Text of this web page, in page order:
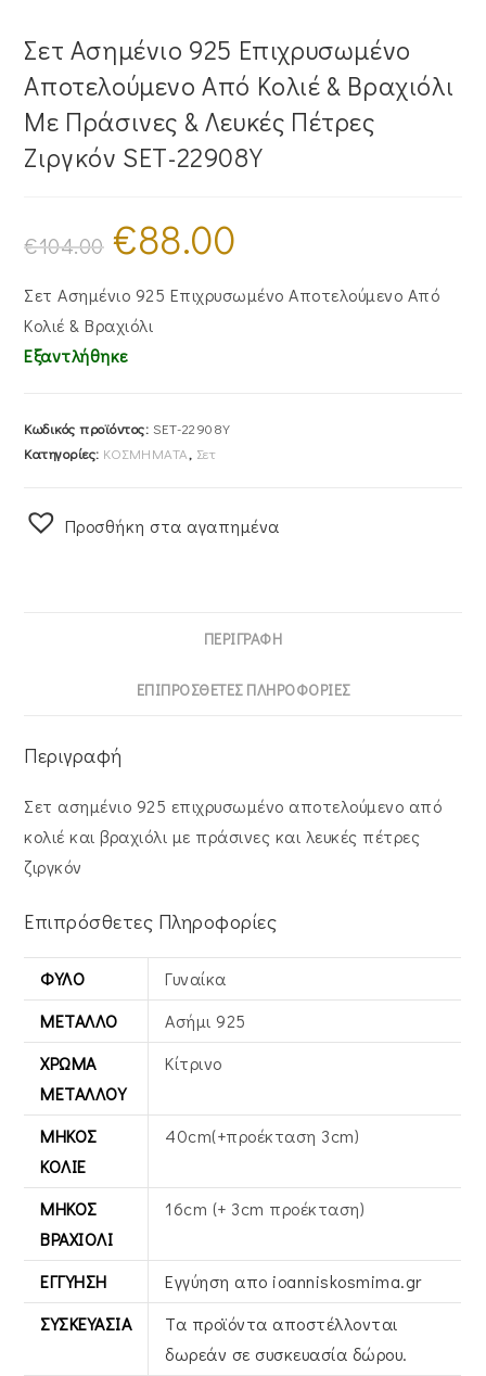
Σετ Ασημένιο 925 Επιχρυσωμένο
Αποτελούμενο Από Κολιέ & Βραχιόλι
Με Πράσινες & Λευκές Πέτρες
Ζιργκόν SET-22908Y
€104.00
Original
price
was:
€88.00
€88.00.
Σετ Ασημένιο 925 Επιχρυσωμένο Αποτελούμενο Από
Κολιέ & Βραχιόλι
Εξαντλήθηκε
Κωδικός προϊόντος: SET-22908Y
Κατηγορίες: ΚΟΣΜΗΜΑΤΑ, Σετ
Προσθήκη στα αγαπημένα
ΠΕΡΙΓΡΑΦΉ
ΕΠΙΠΡΌΣΘΕΤΕΣ ΠΛΗΡΟΦΟΡΊΕΣ
Περιγραφή
Σετ ασημένιο 925 επιχρυσωμένο αποτελούμενο από
κολιέ και βραχιόλι με πράσινες και λευκές πέτρες
ζιργκόν
Επιπρόσθετες Πληροφορίες
ΦΎΛΟ
Γυναίκα
ΜΈΤΑΛΛΟ
Ασήμι 925
ΧΡΏΜΑ
ΜΕΤΆΛΛΟΥ
Κίτρινο
ΜΉΚΟΣ
ΚΟΛΙΈ
40cm(+προέκταση 3cm)
ΜΉΚΟΣ
ΒΡΑΧΙΌΛΙ
16cm (+ 3cm προέκταση)
ΕΓΓΎΗΣΗ
Εγγύηση απο ioanniskosmima.gr
ΣΥΣΚΕΥΑΣΊΑ
Τα προϊόντα αποστέλλονται
δωρεάν σε συσκευασία δώρου.